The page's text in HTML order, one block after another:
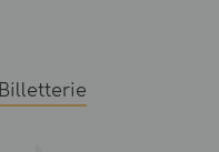
Billetterie